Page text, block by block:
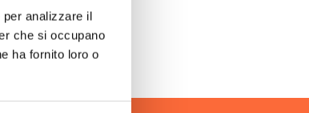
analizzare il
che si occupano
ha fornito loro o